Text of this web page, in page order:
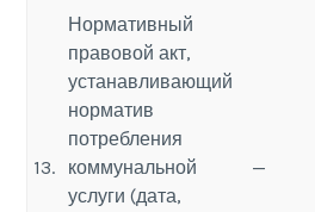
13.
Нормативный
правовой акт,
устанавливающий
норматив
потребления
коммунальной
услуги (дата,
—